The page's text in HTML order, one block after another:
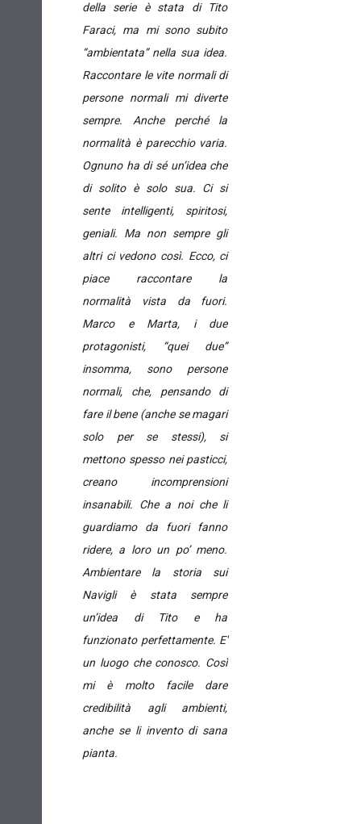
della serie è stata di Tito
Faraci, ma mi sono subito
“ambientata” nella sua idea.
Raccontare le vite normali di
persone normali mi diverte
sempre. Anche perché la
normalità è parecchio varia.
Ognuno ha di sé un’idea che
di solito è solo sua. Ci si
sente intelligenti, spiritosi,
geniali. Ma non sempre gli
altri ci vedono così. Ecco, ci
piace raccontare la
normalità vista da fuori.
Marco e Marta, i due
protagonisti, “quei due”
insomma, sono persone
normali, che, pensando di
fare il bene (anche se magari
solo per se stessi), si
mettono spesso nei pasticci,
creano incomprensioni
insanabili. Che a noi che li
guardiamo da fuori fanno
ridere, a loro un po’ meno.
Ambientare la storia sui
Navigli è stata sempre
un’idea di Tito e ha
funzionato perfettamente. E'
un luogo che conosco. Così
mi è molto facile dare
credibilità agli ambienti,
anche se li invento di sana
pianta.